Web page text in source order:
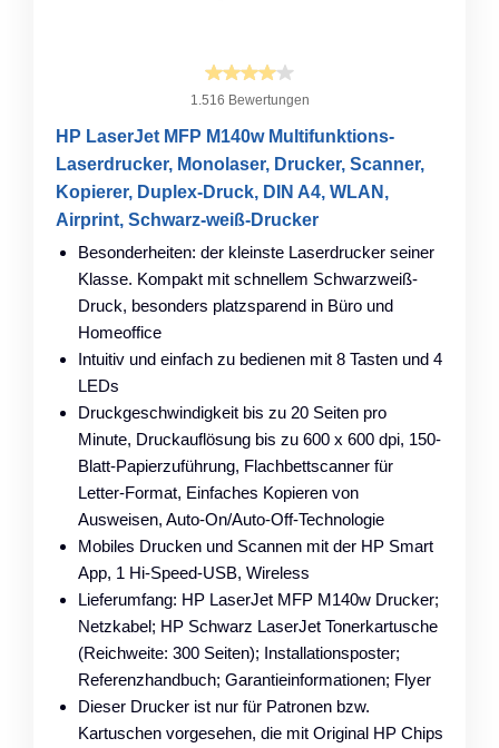
1.516 Bewertungen
HP LaserJet MFP M140w Multifunktions-
Laserdrucker, Monolaser, Drucker, Scanner,
Kopierer, Duplex-Druck, DIN A4, WLAN,
Airprint, Schwarz-weiß-Drucker
Besonderheiten: der kleinste Laserdrucker seiner
Klasse. Kompakt mit schnellem Schwarzweiß-
Druck, besonders platzsparend in Büro und
Homeoffice
Intuitiv und einfach zu bedienen mit 8 Tasten und 4
LEDs
Druckgeschwindigkeit bis zu 20 Seiten pro
Minute, Druckauflösung bis zu 600 x 600 dpi, 150-
Blatt-Papierzuführung, Flachbettscanner für
Letter-Format, Einfaches Kopieren von
Ausweisen, Auto-On/Auto-Off-Technologie
Mobiles Drucken und Scannen mit der HP Smart
App, 1 Hi-Speed-USB, Wireless
Lieferumfang: HP LaserJet MFP M140w Drucker;
Netzkabel; HP Schwarz LaserJet Tonerkartusche
(Reichweite: 300 Seiten); Installationsposter;
Referenzhandbuch; Garantieinformationen; Flyer
Dieser Drucker ist nur für Patronen bzw.
Kartuschen vorgesehen, die mit Original HP Chips